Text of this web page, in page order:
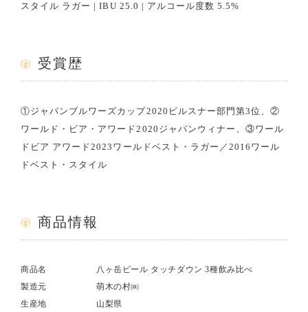
スタイル ラガー | IBU 25.0 | アルコール度数 5.5%
受賞歴
①ジャパンブルワーズカップ2020ピルスナー部門第3位、②
ワールド・ビア・アワード2020ジャパンウィナー、③ワール
ドビア アワード2023ワールドベスト・ラガー／2016ワール
ドベスト・スタイル
商品情報
商品名
八ヶ岳ビール タッチダウン 3種飲み比べ
製造元
萌木の村㈱
生産地
山梨県